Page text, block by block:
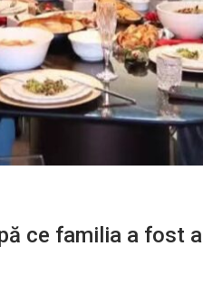
ce familia a fost